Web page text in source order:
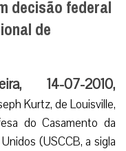
decisão federal
de
14-07-2010,
Kurtz, de Louisville,
do Casamento da
(USCCB, a sigla